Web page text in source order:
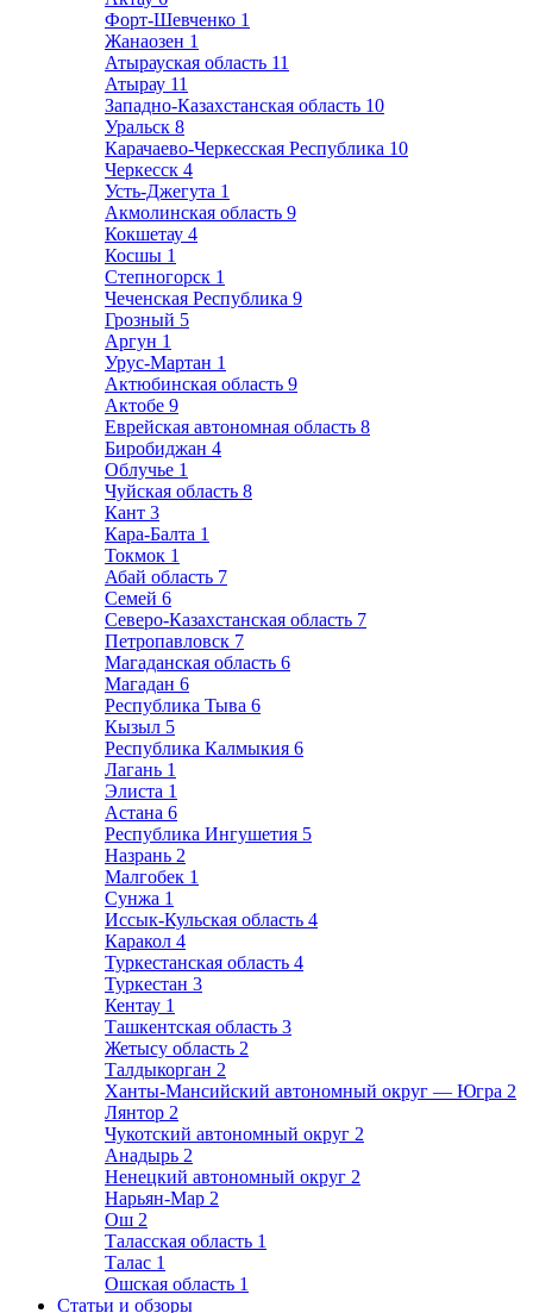
Форт-Шевченко 1
Жанаозен 1
Атырауская область 11
Атырау 11
Западно-Казахстанская область 10
Уральск 8
Карачаево-Черкесская Республика 10
Черкесск 4
Усть-Джегута 1
Акмолинская область 9
Кокшетау 4
Косшы 1
Степногорск 1
Чеченская Республика 9
Грозный 5
Аргун 1
Урус-Мартан 1
Актюбинская область 9
Актобе 9
Еврейская автономная область 8
Биробиджан 4
Облучье 1
Чуйская область 8
Кант 3
Кара-Балта 1
Токмок 1
Абай область 7
Семей 6
Северо-Казахстанская область 7
Петропавловск 7
Магаданская область 6
Магадан 6
Республика Тыва 6
Кызыл 5
Республика Калмыкия 6
Лагань 1
Элиста 1
Астана 6
Республика Ингушетия 5
Назрань 2
Малгобек 1
Сунжа 1
Иссык-Кульская область 4
Каракол 4
Туркестанская область 4
Туркестан 3
Кентау 1
Ташкентская область 3
Жетысу область 2
Талдыкорган 2
Ханты-Мансийский автономный округ — Югра 2
Лянтор 2
Чукотский автономный округ 2
Анадырь 2
Ненецкий автономный округ 2
Нарьян-Мар 2
Ош 2
Таласская область 1
Талас 1
Ошская область 1
Статьи и обзоры